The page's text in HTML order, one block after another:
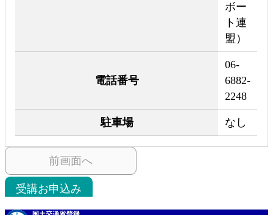
ボー
ト連
盟）
電話番号
06-
6882-
2248
駐車場 なし
前画面へ
受講お申込み